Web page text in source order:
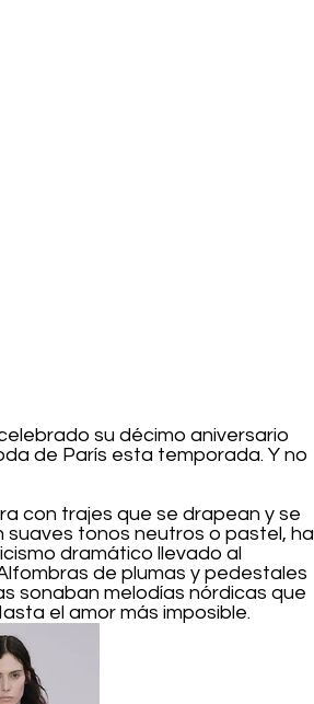
su décimo aniversario
de París esta temporada. Y no
con trajes que se drapean y se
tonos neutros o pastel, ha
dramático llevado al
de plumas y pedestales
sonaban melodías nórdicas que
el amor más imposible.